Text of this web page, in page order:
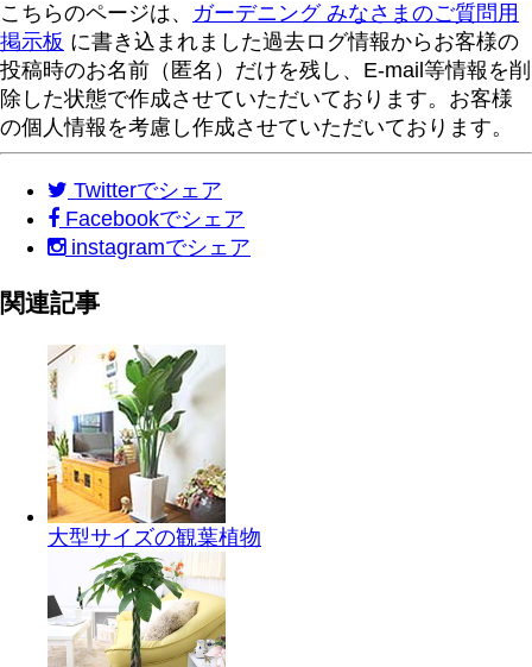
こちらのページは、 ガーデニング みなさまのご質問用
掲示板 に書き込まれました過去ログ情報からお客様の
投稿時のお名前（匿名）だけを残し、E-mail等情報を削
除した状態で作成させていただいております。お客様
の個人情報を考慮し作成させていただいております。
Twitterでシェア
Facebookでシェア
instagramでシェア
関連記事
大型サイズの観葉植物